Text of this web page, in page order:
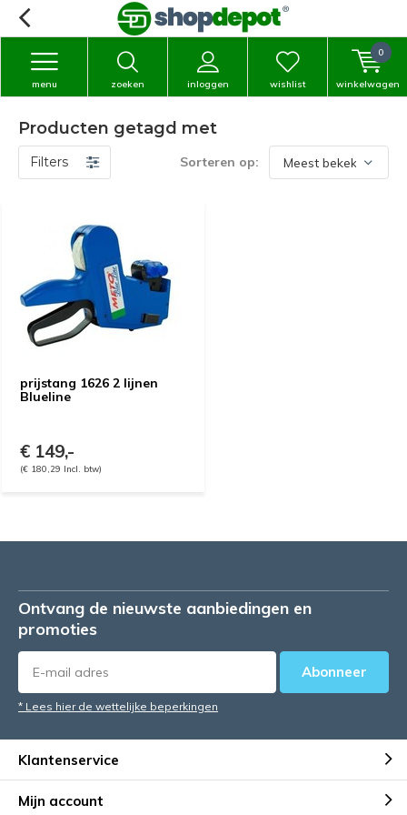
zoeken inloggen
menu wishlist winkelwagen
0
Producten getagd met
Filters Sorteren op:
prijstang 1626 2 lijnen
Blueline
€ 149,-
(€ 180,29 Incl. btw)
Ontvang de nieuwste aanbiedingen en
promoties
Abonneer
* Lees hier de wettelijke beperkingen
Klantenservice
Mijn account